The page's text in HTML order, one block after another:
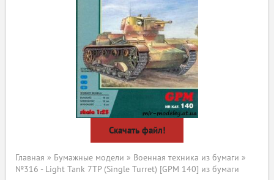
Скачать файл!
Главная » Бумажные модели » Военная техника из бумаги »
№316 - Light Tank 7TP (Single Turret) [GPM 140] из бумаги